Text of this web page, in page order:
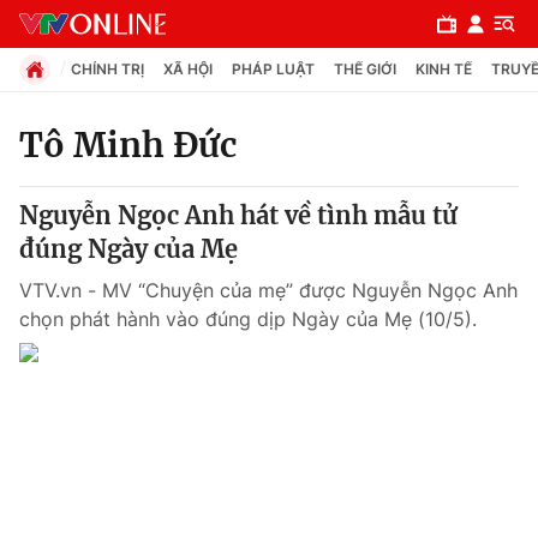
Chuyên mục
Chính trị
Xã hội
CHÍNH TRỊ XÃ HỘI PHÁP LUẬT THẾ GIỚI KINH TẾ
Tô Minh Đức
Nguyễn Ngọc Anh hát về tình mẫu tử
đúng Ngày của Mẹ
VTV.vn - MV “Chuyện của mẹ” được Nguyễn Ngọc Anh
chọn phát hành vào đúng dịp Ngày của Mẹ (10/5).